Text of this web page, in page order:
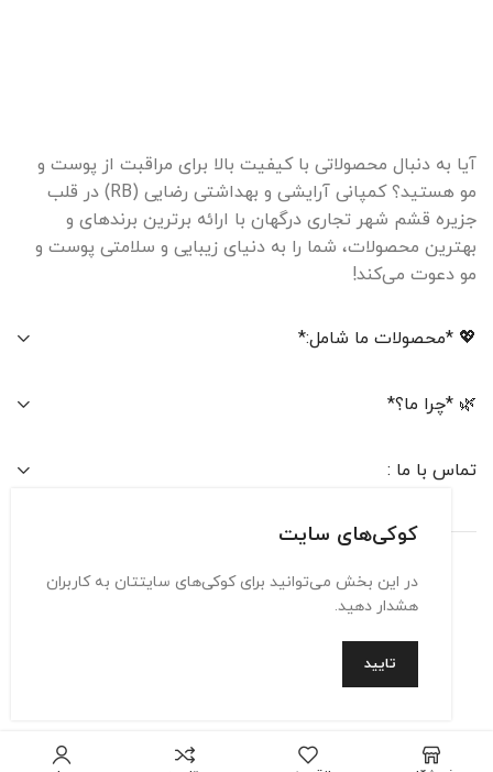
آیا به دنبال محصولاتی با کیفیت بالا برای مراقبت از پوست و
مو هستید؟ کمپانی آرایشی و بهداشتی رضایی (RB) در قلب
جزیره قشم شهر تجاری درگهان با ارائه برترین برندهای و
بهترین محصولات، شما را به دنیای زیبایی و سلامتی پوست و
مو دعوت می‌کند!
💖 *محصولات ما شامل:*
🌿 *چرا ما؟*
تماس با ما :
تماس با ما حریم شخصی شرایط استفاده
کوکی‌های سایت
در این بخش می‌توانید برای کوکی‌های سایتتان به کاربران
هشدار دهید.
تایید